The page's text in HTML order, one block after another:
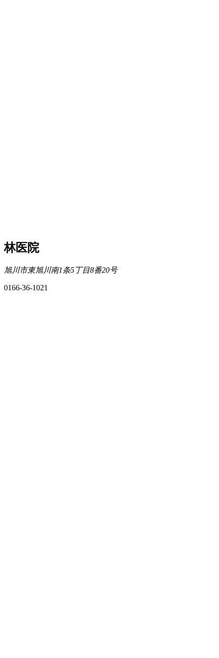
林医院
旭川市東旭川南1条5丁目8番20号
0166-36-1021